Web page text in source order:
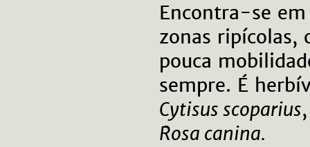
Encontra-se
zonas ripícolas,
pouca
sempre. É
Cytisus scoparius
Rosa canina.